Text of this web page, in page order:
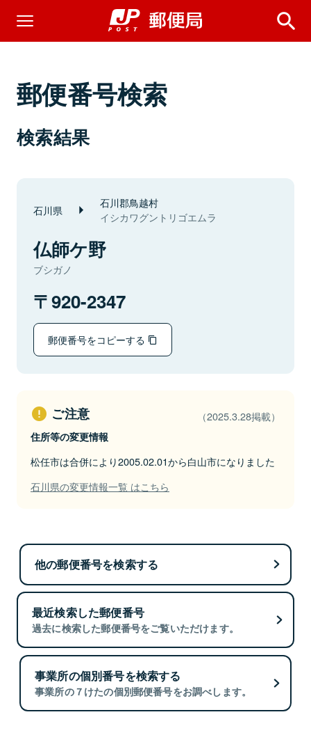
郵便番号検索
検索結果
石川県 石川郡鳥越村
イシカワグントリゴエムラ
仏師ケ野
ブシガノ
920-2347
郵便番号をコピーする
ご注意 （2025.3.28掲載）
住所等の変更情報
松任市は合併により2005.02.01から白山市になりました
石川県の変更情報一覧 はこちら
他の郵便番号を検索する
最近検索した郵便番号
過去に検索した郵便番号をご覧いただけます。
事業所の個別番号を検索する
事業所の７けたの個別郵便番号をお調べします。